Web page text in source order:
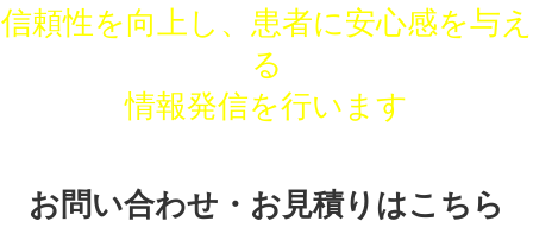
信頼性を向上し、患者に安心感を与え
る
情報発信を行います
お問い合わせ・お見積りはこちら